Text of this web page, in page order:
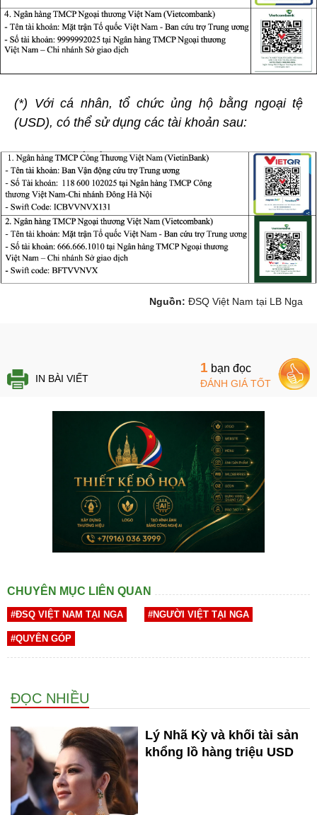
(*) Với cá nhân, tổ chức ủng hộ bằng ngoại tệ
(USD), có thể sử dụng các tài khoản sau:
Nguồn: ĐSQ Việt Nam tại LB Nga
IN BÀI VIẾT
1 bạn đọc
ĐÁNH GIÁ TỐT
CHUYÊN MỤC LIÊN QUAN
#ĐSQ VIỆT NAM TẠI NGA #NGƯỜI VIỆT TẠI NGA
#QUYÊN GÓP
ĐỌC NHIỀU
Lý Nhã Kỳ và khối tài sản
khổng lồ hàng triệu USD